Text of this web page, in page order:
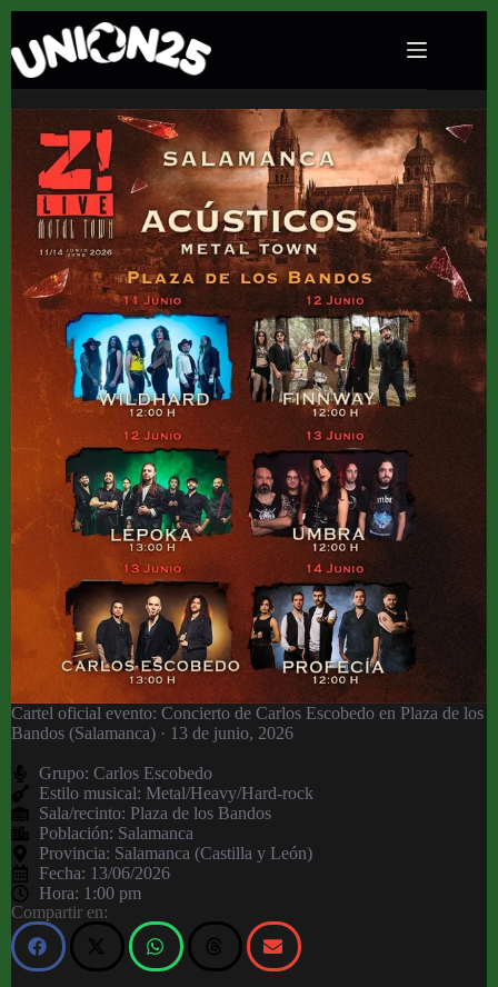
Concierto de Carlos Escobedo en Plaza de los
Bandos (Salamanca) · 13 de junio, 2026
Cartel oficial evento: Concierto de Carlos Escobedo en Plaza de los
Bandos (Salamanca) · 13 de junio, 2026
Grupo: Carlos Escobedo
Estilo musical: Metal/Heavy/Hard-rock
Sala/recinto: Plaza de los Bandos
Población: Salamanca
Provincia: Salamanca (Castilla y León)
Fecha: 13/06/2026
Hora: 1:00 pm
Compartir en: